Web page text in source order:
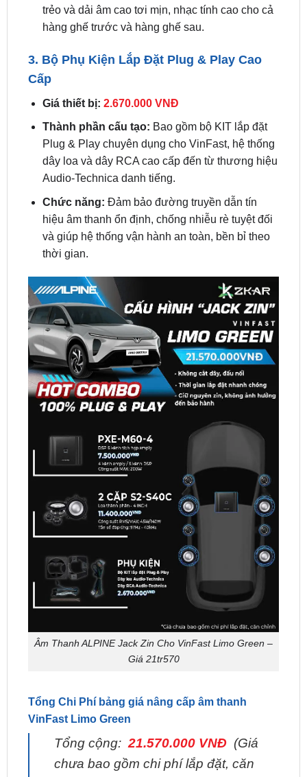
3. Bộ Phụ Kiện Lắp Đặt Plug & Play Cao
Giá thiết bị:2.670.000 VNĐ
Plug & Play chuyên dụng cho VinFast, hệ thống
dây loa và dây RCA cao cấp đến từ thương hiệu
Audio-Technica danh tiếng.
Chức năng:Đảm bảo đường truyền dẫn tín
hiệu âm thanh ổn định, chống nhiễu rè tuyệt đối
và giúp hệ thống vận hành an toàn, bền bỉ theo
thời gian.
Âm Thanh ALPINE Jack Zin Cho VinFast Limo Green –
Giá 21tr570
Tổng Chi Phí bảng giá nâng cấp âm thanh
Tổng cộng: 21.570.000 VNĐ(Giá
chỉnh)